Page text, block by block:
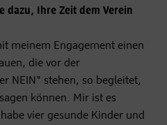
dazu, Ihre Zeit dem Verein
meinem Engagement einen
die vor der
NEIN" stehen, so begleitet,
können. Mir ist es
vier gesunde Kinder und